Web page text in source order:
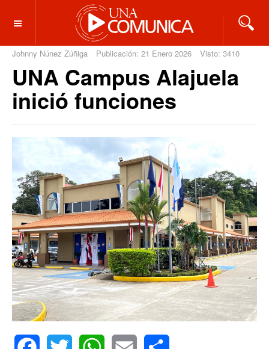
OFF CANVAS
Johnny Núnez Zúñiga Publicación: 21 Enero 2026 Visto: 3410
UNA Campus Alajuela
inició funciones